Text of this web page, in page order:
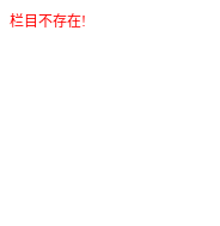
栏目不存在!